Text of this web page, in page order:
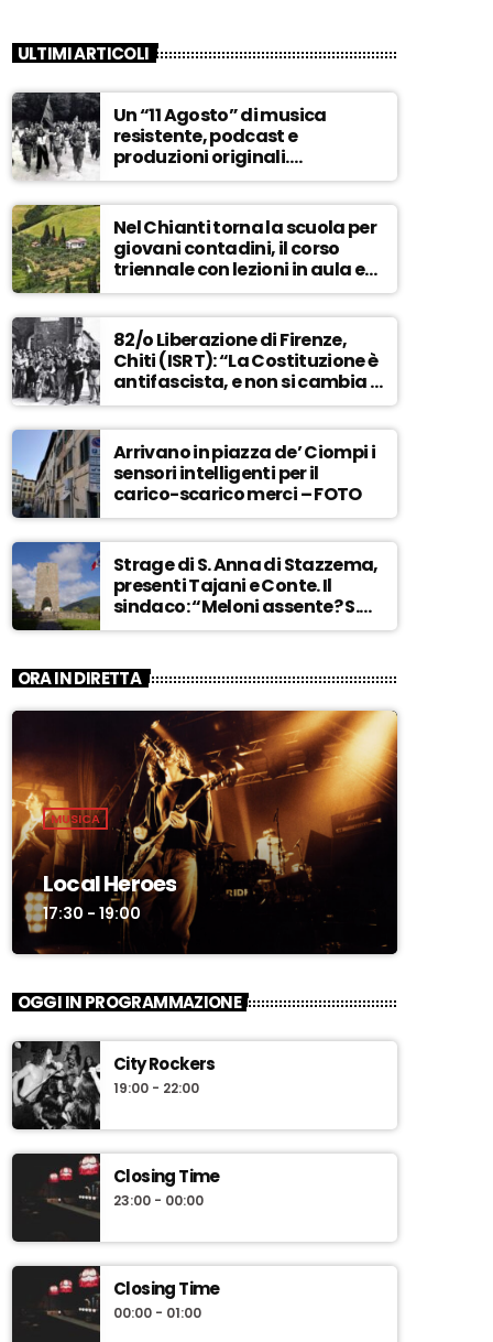
ULTIMI ARTICOLI
Un “11 Agosto” di musica
resistente, podcast e
produzioni originali.
Novaradio festeggia in onda
la Liberazione di Firenze
Nel Chianti torna la scuola per
giovani contadini, il corso
triennale con lezioni in aula e
tra i campi – ASCOLTA
82/o Liberazione di Firenze,
Chiti (ISRT): “La Costituzione è
antifascista, e non si cambia a
maggioranza” – ASCOLTA
Arrivano in piazza de’ Ciompi i
sensori intelligenti per il
carico-scarico merci – FOTO
Strage di S. Anna di Stazzema,
presenti Tajani e Conte. Il
sindaco: “Meloni assente? S.
Anna aperta tutto l’anno…” –
ORA IN DIRETTA
MUSICA
Local Heroes
17:30 - 19:00
OGGI IN PROGRAMMAZIONE
City Rockers
19:00 - 22:00
Closing Time
23:00 - 00:00
Closing Time
00:00 - 01:00